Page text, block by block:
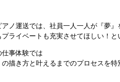
アノ運送では、社員一人一人が『夢』
プライベートも充実させてほしい！と
仕事体験では
の描き方と叶えるまでのプロセスを特